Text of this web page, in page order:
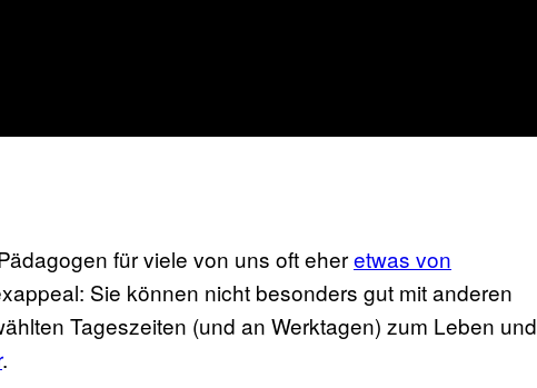
für viele von uns oft eheretwas von
Sie können nicht besonders gut mit anderen
Tageszeiten (und an Werktagen) zum Leben und
.